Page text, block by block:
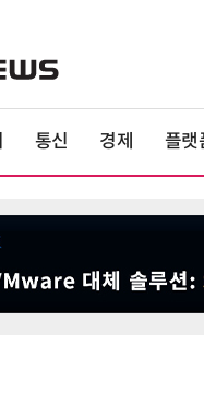
통신 경제 플랫